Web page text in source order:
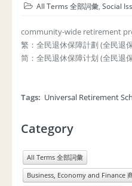
All Terms 全部詞彙, Social
community-wide retirement
繁：全民退休保障計劃 (全民退
简：全民退休保障计划 (全民退
Tags: Universal Retirement
Category
All Terms 全部詞彙
Business, Economy and Finance